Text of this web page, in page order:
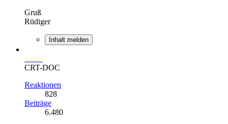
Gruß
Rüdiger
Inhalt melden
winni
CRT-DOC
Reaktionen
828
Beiträge
6.480